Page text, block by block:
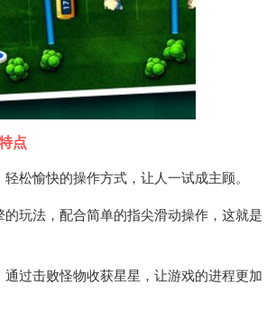
点
松愉快的操作方式，让人一试成主顾。
的玩法，配合简单的指尖滑动操作，这就是
通过击败怪物收获星星，让游戏的进程更加